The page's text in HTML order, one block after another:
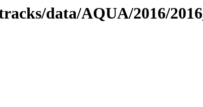
data/AQUA/2016/